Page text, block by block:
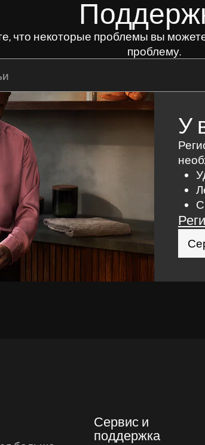
что некоторые проблемы вы
проблему.
У
Сервис и
поддержка